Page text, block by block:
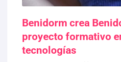
Benidorm crea
proyecto formativo
tecnologías